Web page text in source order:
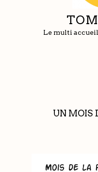
TOM
Le multi
UN MOIS